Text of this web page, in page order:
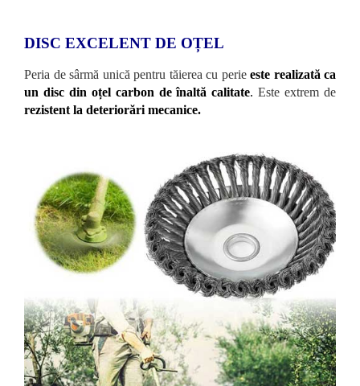
DISC EXCELENT DE OȚEL
Peria de sârmă unică pentru tăierea cu perie este realizată ca
un disc din oțel carbon de înaltă calitate. Este extrem de
rezistent la deteriorări mecanice.